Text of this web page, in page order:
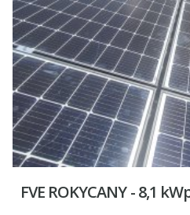
FVE ROKYCANY - 8,1